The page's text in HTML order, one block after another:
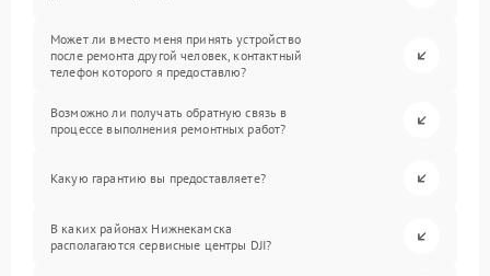
Может ли вместо меня принять устройство
после ремонта другой человек, контактный
телефон которого я предоставлю?
Возможно ли получать обратную связь в
процессе выполнения ремонтных работ?
Какую гарантию вы предоставляете?
В каких районах Нижнекамска
располагаются сервисные центры DJI?